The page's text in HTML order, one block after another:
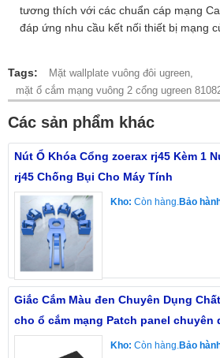
tương thích với các chuẩn cáp mạng
đáp ứng nhu cầu kết nối thiết bị mạng
Tags:
Mặt wallplate vuông đôi ugreen,
mặt ổ cắm mạng vuông 2 cổng ugreen
Các sản phẩm khác
Nút Ổ Khóa Cổng zoerax rj45 Kèm 1
rj45 Chống Bụi Cho Máy Tính
Kho: Còn hàng.Bảo
Giắc Cắm Màu đen Chuyên Dụng
cho ổ cắm mạng Patch panel chuyên
Kho: Còn hàng.Bảo